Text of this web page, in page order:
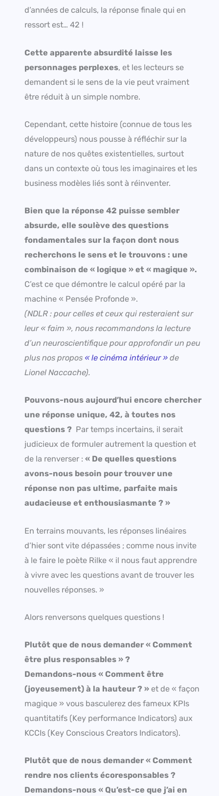
d’années de calculs, la réponse finale qui en
ressort est… 42 !
Cette apparente absurdité laisse les
personnages perplexes, et les lecteurs se
demandent si le sens de la vie peut vraiment
être réduit à un simple nombre.
Cependant, cette histoire (connue de tous les
développeurs) nous pousse à réfléchir sur la
nature de nos quêtes existentielles, surtout
dans un contexte où tous les imaginaires et les
business modèles liés sont à réinventer.
Bien que la réponse 42 puisse sembler
absurde, elle soulève des questions
fondamentales sur la façon dont nous
recherchons le sens et le trouvons : une
combinaison de « logique » et « magique ».
C’est ce que démontre le calcul opéré par la
machine « Pensée Profonde ».
(NDLR : pour celles et ceux qui resteraient sur
leur « faim », nous recommandons la lecture
d’un neuroscientifique pour approfondir un peu
plus nos propos « le cinéma intérieur » de
Lionel Naccache).
Pouvons-nous aujourd’hui encore chercher
une réponse unique, 42, à toutes nos
questions ? Par temps incertains, il serait
judicieux de formuler autrement la question et
de la renverser :« De quelles questions
avons-nous besoin pour trouver une
réponse non pas ultime, parfaite mais
audacieuse et enthousiasmante ? »
En terrains mouvants, les réponses linéaires
d’hier sont vite dépassées ; comme nous invite
à le faire le poète Rilke « il nous faut apprendre
à vivre avec les questions avant de trouver les
nouvelles réponses. »
Alors renversons quelques questions !
Plutôt que de nous demander « Comment
être plus responsables » ?
Demandons-nous « Comment être
(joyeusement) à la hauteur ? » et de « façon
magique » vous basculerez des fameux KPIs
quantitatifs (Key performance Indicators) aux
KCCIs (Key Conscious Creators Indicators).
Plutôt que de nous demander « Comment
rendre nos clients écoresponsables ?
Demandons-nous « Qu’est-ce que j’ai en